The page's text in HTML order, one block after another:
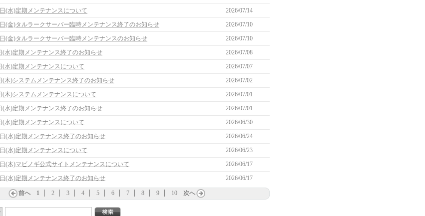
(水)定期メンテナンスについて
2026/07/14
(金)タルラークサーバー臨時メンテナンス終了のお知らせ
2026/07/10
(金)タルラークサーバー臨時メンテナンスのお知らせ
2026/07/10
(水)定期メンテナンス終了のお知らせ
2026/07/08
(水)定期メンテナンスについて
2026/07/07
(木)システムメンテナンス終了のお知らせ
2026/07/02
(木)システムメンテナンスについて
2026/07/01
(水)定期メンテナンス終了のお知らせ
2026/07/01
(水)定期メンテナンスについて
2026/06/30
(水)定期メンテナンス終了のお知らせ
2026/06/24
(水)定期メンテナンスについて
2026/06/23
(木)マビノギ公式サイトメンテナンスについて
2026/06/17
(水)定期メンテナンス終了のお知らせ
2026/06/17
前へ 1 2 3 4 5 6 7 8 9 10 次へ